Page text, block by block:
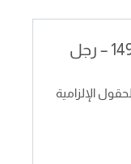
كن أول من يقيم “المصيدة 149 – رجل
الإلزامية